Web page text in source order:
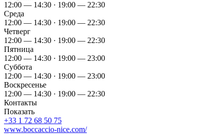
12:00 — 14:30 · 19:00 — 22:30
Среда
12:00 — 14:30 · 19:00 — 22:30
Четверг
12:00 — 14:30 · 19:00 — 22:30
Пятница
12:00 — 14:30 · 19:00 — 23:00
Суббота
12:00 — 14:30 · 19:00 — 23:00
Воскресенье
12:00 — 14:30 · 19:00 — 22:30
Контакты
Показать
+33 1 72 68 50 75
www.boccaccio-nice.com/